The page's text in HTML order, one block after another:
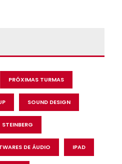
PRÓXIMAS TURMAS
SOUND DESIGN
STEINBERG
DE ÁUDIO IPAD